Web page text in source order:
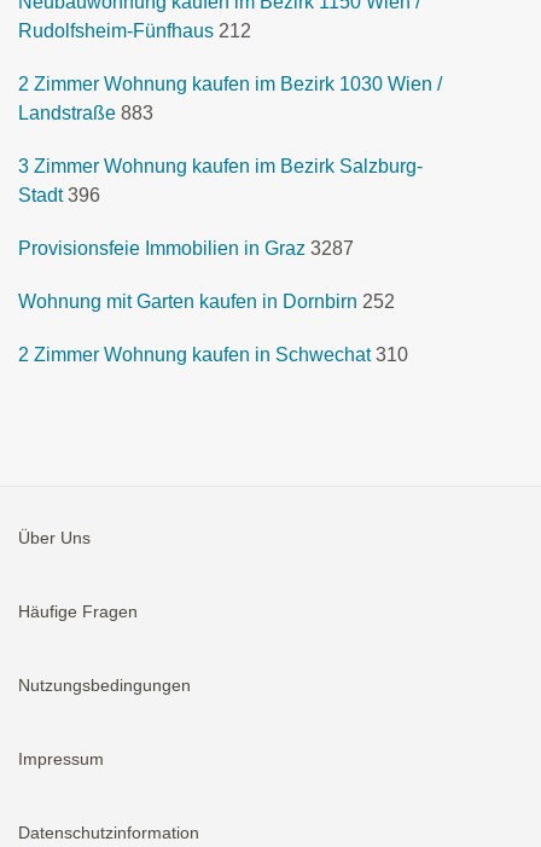
Rudolfsheim-Fünfhaus 212
2 Zimmer Wohnung kaufen im Bezirk 1030 Wien /
Landstraße 883
3 Zimmer Wohnung kaufen im Bezirk Salzburg-
Stadt 396
Provisionsfeie Immobilien in Graz 3287
Wohnung mit Garten kaufen in Dornbirn 252
2 Zimmer Wohnung kaufen in Schwechat 310
Über Uns
Häufige Fragen
Nutzungsbedingungen
Impressum
Datenschutzinformation